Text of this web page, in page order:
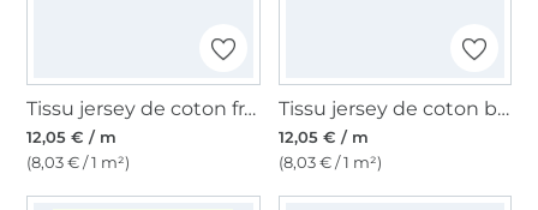
Tissu jersey de coton fraises, beige
12,05 € / m
(8,03 € / 1 m²)
Tissu jersey de coton brezels, beige
12,05 € / m
(8,03 € / 1 m²)